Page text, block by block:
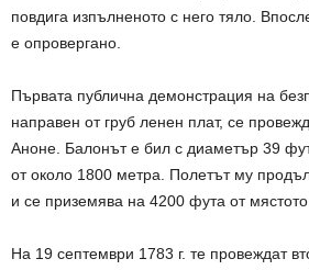
повдига изпълненото с него тяло.
е опровергано.
Първата публична демонстрация на
направен от груб ленен плат, се
Аноне. Балонът е бил с диаметър 39
от около 1800 метра. Полетът му
и се приземява на 4200 фута от мястото
На 19 септември 1783 г. те провеждат